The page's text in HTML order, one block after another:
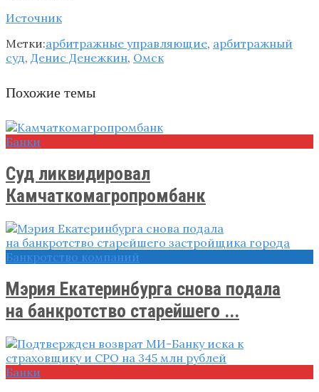
Источник
Метки:арбитражные управляющие, арбитражный
суд, Денис Денежкин, Омск
Похожие темы
Банки
Суд ликвидировал
Камчаткомагропромбанк
Банкротство компаний
Мэрия Екатеринбурга снова подала
на банкротство старейшего ...
Банки